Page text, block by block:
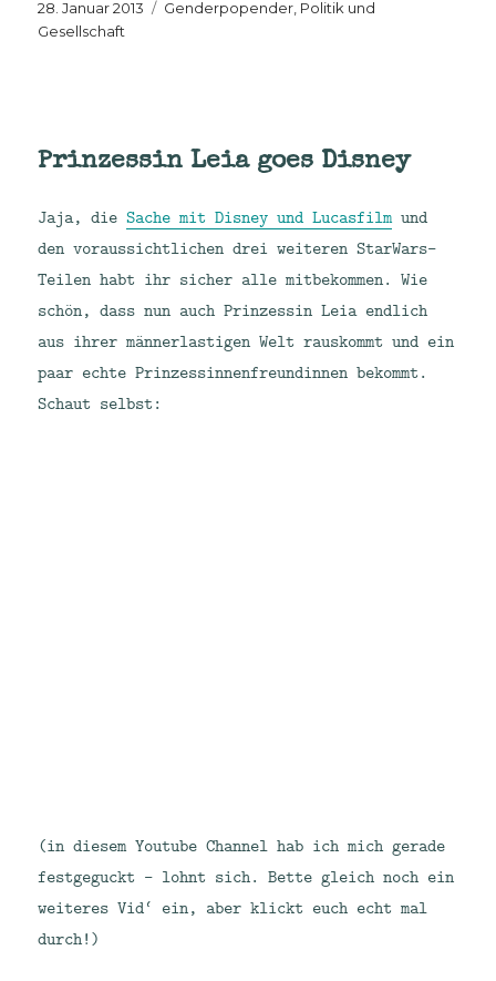
Veröffentlicht
am
28. Januar 2013 Kategorien
Genderpopender Politik und
Gesellschaft
Prinzessin Leia goes Disney
Jaja, dieSache mit Disney und Lucasfilmund
den voraussichtlichen drei weiteren StarWars-
Teilen habt ihr sicher alle mitbekommen. Wie
schön, dass nun auch Prinzessin Leia endlich
aus ihrer männerlastigen Welt rauskommt und ein
paar echte Prinzessinnenfreundinnen bekommt.
Schaut selbst:
(in diesem Youtube Channel hab ich mich gerade
festgeguckt – lohnt sich. Bette gleich noch ein
weiteres Vid‘ ein, aber klickt euch echt mal
durch!)